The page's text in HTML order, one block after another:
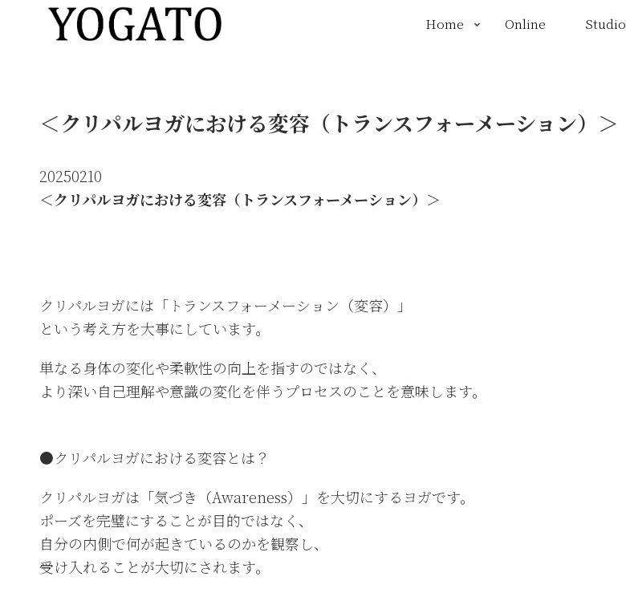
Home Online Studio
＜クリパルヨガにおける変容（トランスフォーメーション）＞
20250210
＜クリパルヨガにおける変容（トランスフォーメーション）＞
クリパルヨガには「トランスフォーメーション（変容）」
という考え方を大事にしています。
単なる身体の変化や柔軟性の向上を指すのではなく、
より深い自己理解や意識の変化を伴うプロセスのことを意味します。
●クリパルヨガにおける変容とは？
クリパルヨガは「気づき（Awareness）」を大切にするヨガです。
ポーズを完璧にすることが目的ではなく、
自分の内側で何が起きているのかを観察し、
受け入れることが大切にされます。